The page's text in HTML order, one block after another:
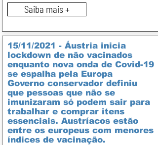
Saiba mais +
15/11/2021 - Áustria inicia
lockdown de não vacinados
enquanto nova onda de Covid-19
se espalha pela Europa
Governo conservador definiu
que pessoas que não se
imunizaram só podem sair para
trabalhar e comprar itens
essenciais. Austríacos estão
entre os europeus com menores
índices de vacinação.